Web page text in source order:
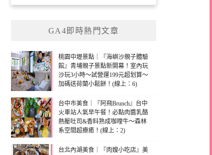
GA4即時熱門文章
桃園中壢景點｜『海嶼沙親子體驗
館』青埔親子景點新開幕！室內玩
沙玩3小時～試營運199元超划算～
加碼送荷蘭小鬆餅！(線上：6)
台中市美食｜『阿飛Brunch』台中
火車站人氣早午餐！必點肉醬乳酪
熱壓吐司&香料熟成咖哩牛～森林
系空間超療癒！(線上：2)
台北內湖美食｜『肉嫂小吃店』美